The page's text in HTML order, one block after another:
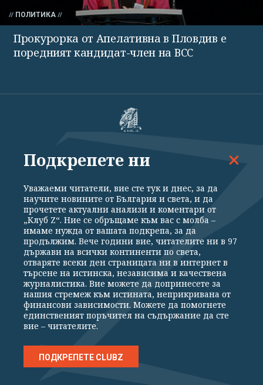
ПОЛИТИКА
Прокурорка от Апелативна в Пловдив е
поредният кандидат-член на ВСС
ВСИЧКИ НОВИНИ ПОЛИТИКА СВЕТЪТ
МНЕНИЯ
Общи условия
Политика за поверителност
Реклама
Партньори Контакти
За Клуб Z
Екип
Подкрепете ни
Издател на www.clubz.bg е „Клуб Зебра Медия“ ЕООД, София, ул. "Алеко
Константинов" 3. Всички права запазени 2026 „Клуб Зебра Медия“
ЕООД.
Подкрепете ни
Уважаеми читатели, вие сте тук и днес, за да
научите новините от България и света, и да
прочетете актуални анализи и коментари от
„Клуб Z“. Ние се обръщаме към вас с молба –
имаме нужда от вашата подкрепа, за да
продължим. Вече години вие, читателите ни в 97
държави на всички континенти по света,
отваряте всеки ден страницата ни в интернет в
търсене на истинска, независима и качествена
журналистика. Вие можете да допринесете за
нашия стремеж към истината, неприкривана от
финансови зависимости. Можете да помогнете
единственият поръчител на съдържание да сте
вие – читателите.
ПОДКРЕПЕТЕ CLUBZ